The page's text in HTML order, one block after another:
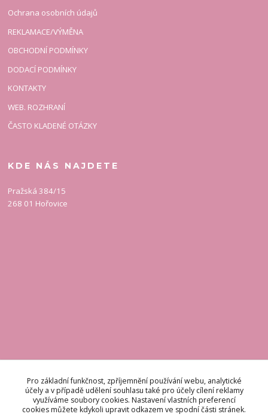
Ochrana osobních údajů
REKLAMACE/VÝMĚNA
OBCHODNÍ PODMÍNKY
DODACÍ PODMÍNKY
KONTAKTY
WEB. ROZHRANÍ
ČASTO KLADENÉ OTÁZKY
KDE NÁS NAJDETE
Pražská 384/15
268 01 Hořovice
KONTAKT
Odpovídáme do 48 hodin.
Pro základní funkčnost, zpříjemnění používání webu, analytické
účely a v případě udělení souhlasu také pro účely cílení reklamy
využíváme soubory cookies. Nastavení vlastních preferencí
cookies můžete kdykoli upravit odkazem ve spodní části stránek.